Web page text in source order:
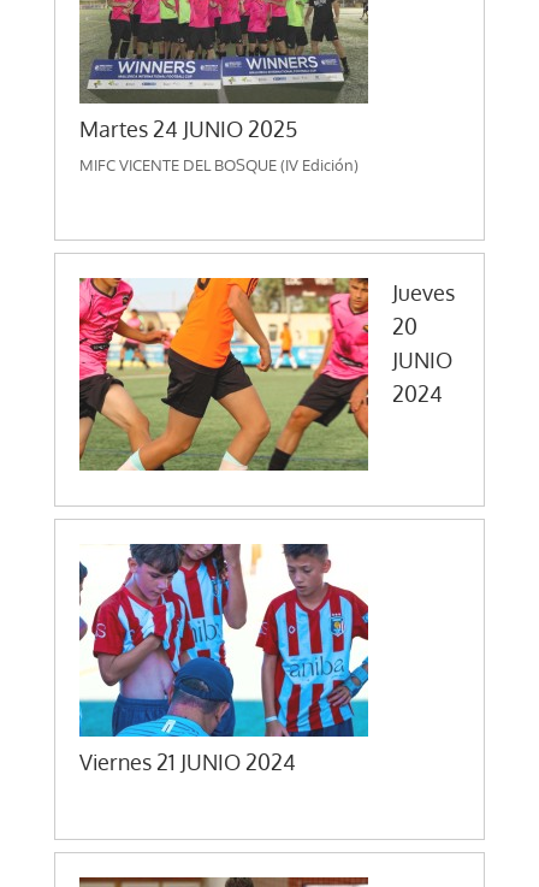
Martes 24 JUNIO 2025
MIFC VICENTE DEL BOSQUE (IV Edición)
Jueves
20
JUNIO
2024
Viernes 21 JUNIO 2024